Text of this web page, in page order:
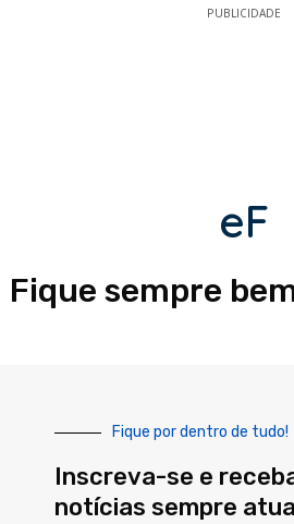
PUBLICIDADE
eF
Fique sempre
Fique por dentro de tudo!
Inscreva-se e
notícias sempre